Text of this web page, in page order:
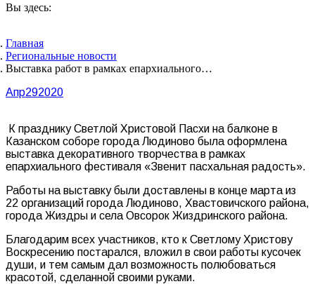
Вы здесь:
Главная
Pегиональные новости
Выставка работ в рамках епархиального…
Апр292020
К празднику Светлой Христовой Пасхи на балконе в
Казанском соборе города Людиново была оформлена
выставка декоративного творчества в рамках
епархиального фестиваля «Звенит пасхальная радость».
Работы на выставку были доставлены в конце марта из
22 организаций города Людиново, Хвастовичского района,
города Жиздры и села Овсорок Жиздринского района.
Благодарим всех участников, кто к Светлому Христову
Воскресению постарался, вложил в свои работы кусочек
души, и тем самым дал возможность полюбоваться
красотой, сделанной своими руками.